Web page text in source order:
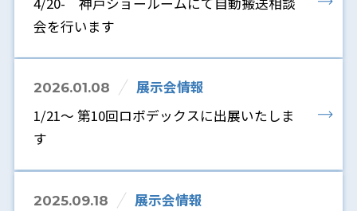
会を行います
2026.01.08
展示会情報
1/21～ 第10回ロボデックスに出展いたしま
す
2025.09.18
展示会情報